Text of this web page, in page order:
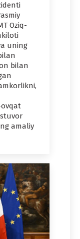
Oziq-
uning
bilan
amaliy